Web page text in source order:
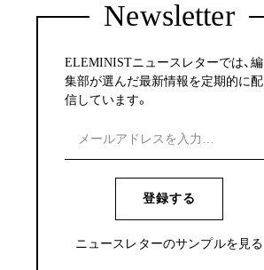
Newsletter
ELEMINISTニュースレターでは、編
集部が選んだ最新情報を定期的に配
信しています。
登録する
ニュースレターのサンプルを見る